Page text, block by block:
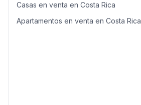
Casas en venta en Costa Rica
Apartamentos en venta en Costa Rica